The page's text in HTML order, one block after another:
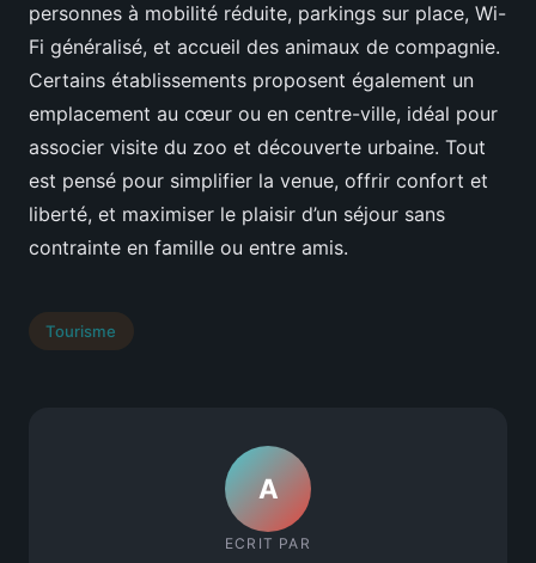
personnes à mobilité réduite, parkings sur place, Wi-
Fi généralisé, et accueil des animaux de compagnie.
Certains établissements proposent également un
emplacement au cœur ou en centre-ville, idéal pour
associer visite du zoo et découverte urbaine. Tout
est pensé pour simplifier la venue, offrir confort et
liberté, et maximiser le plaisir d’un séjour sans
contrainte en famille ou entre amis.
Tourisme
A
ECRIT PAR